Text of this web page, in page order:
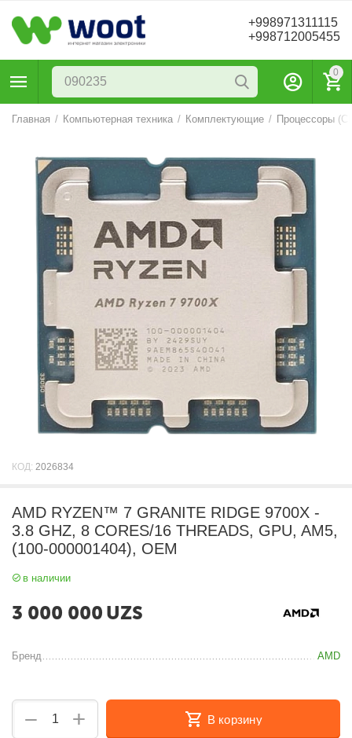
+998971311115
+998712005455
0
Главная / Компьютерная техника / Комплектующие / Процессоры
КОД: 2026834
AMD RYZEN™ 7 GRANITE RIDGE 9700X -
3.8 GHZ, 8 CORES/16 THREADS, GPU, AM5,
(100-000001404), OEM
в наличии
3 000 000 UZS
Бренд AMD
+
− В корзину